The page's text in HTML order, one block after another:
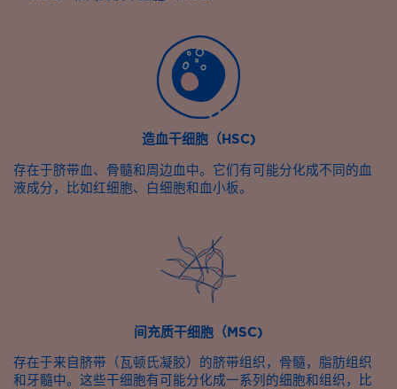
造血干细胞（HSC)
存在于脐带血、骨髓和周边血中。它们有可能分化成不同的血
液成分，比如红细胞、白细胞和血小板。
间充质干细胞（MSC)
存在于来自脐带（瓦顿氏凝胶）的脐带组织，骨髓，脂肪组织
和牙髓中。这些干细胞有可能分化成一系列的细胞和组织，比